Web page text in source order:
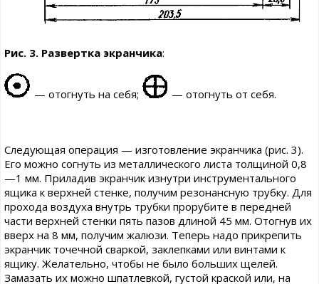
Рис. 3. Развертка экранчика:
— отогнуть на себя; — отогнуть от себя.
Следующая операция — изготовление экранчика (рис. 3).
Его можно согнуть из металлического листа толщиной 0,8
—1 мм. Приладив экранчик изнутри инструментального
ящика к верхней стенке, получим резонансную трубку. Для
прохода воздуха внутрь трубки прорубите в передней
части верхней стенки пять пазов длиной 45 мм. Отогнув их
вверх на 8 мм, получим жалюзи. Теперь надо прикрепить
экранчик точечной сваркой, заклепками или винтами к
ящику. Желательно, чтобы не было больших щелей.
Замазать их можно шпатлевкой, густой краской или, на